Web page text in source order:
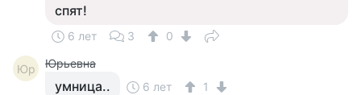
спят!
6 лет 3 0
Юр Юрьевна
умница.. 6 лет 1